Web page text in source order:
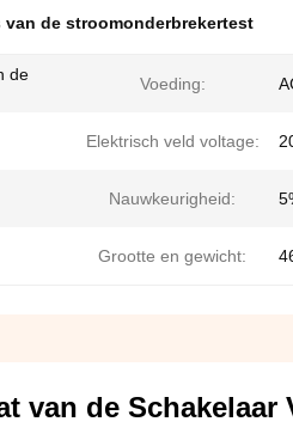
van de stroomonderbrekertest
de
Voeding:
Elektrisch veld voltage:
Nauwkeurigheid:
Grootte en gewicht:
van de Schakelaar